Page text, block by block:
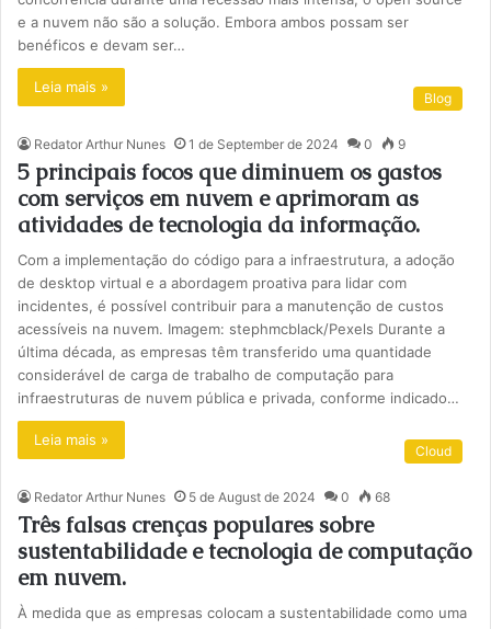
e a nuvem não são a solução. Embora ambos possam ser
benéficos e devam ser…
Leia mais »
Blog
Redator Arthur Nunes 1 de September de 2024 0 9
5 principais focos que diminuem os gastos
com serviços em nuvem e aprimoram as
atividades de tecnologia da informação.
Com a implementação do código para a infraestrutura, a adoção
de desktop virtual e a abordagem proativa para lidar com
incidentes, é possível contribuir para a manutenção de custos
acessíveis na nuvem. Imagem: stephmcblack/Pexels Durante a
última década, as empresas têm transferido uma quantidade
considerável de carga de trabalho de computação para
infraestruturas de nuvem pública e privada, conforme indicado…
Leia mais »
Cloud
Redator Arthur Nunes 5 de August de 2024 0 68
Três falsas crenças populares sobre
sustentabilidade e tecnologia de computação
em nuvem.
À medida que as empresas colocam a sustentabilidade como uma